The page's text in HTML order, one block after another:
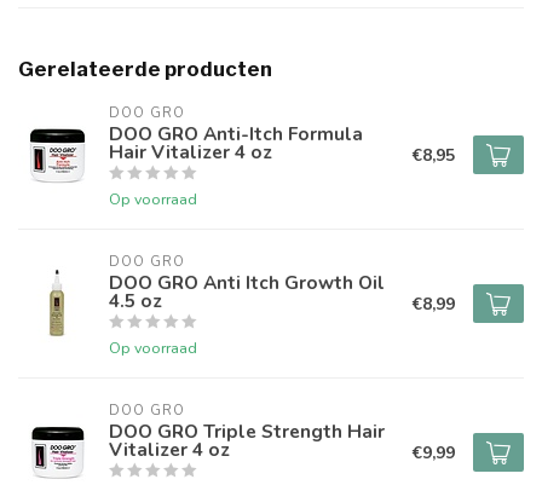
Gerelateerde producten
DOO GRO
DOO GRO Anti-Itch Formula
Hair Vitalizer 4 oz
Op voorraad
€8,95
DOO GRO
DOO GRO Anti Itch Growth Oil
4.5 oz
Op voorraad
€8,99
DOO GRO
DOO GRO Triple Strength Hair
Vitalizer 4 oz €9,99